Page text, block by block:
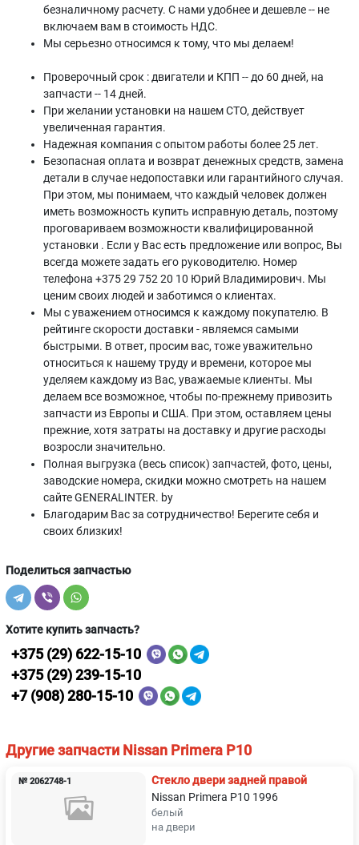
безналичному расчету. С нами удобнее и дешевле -- не
включаем вам в стоимость НДС.
Мы серьезно относимся к тому, что мы делаем!
Проверочный срок : двигатели и КПП -- до 60 дней, на
запчасти -- 14 дней.
При желании установки на нашем СТО, действует
увеличенная гарантия.
Надежная компания с опытом работы более 25 лет.
Безопасная оплата и возврат денежных средств, замена
детали в случае недопоставки или гарантийного случая.
При этом, мы понимаем, что каждый человек должен
иметь возможность купить исправную деталь, поэтому
проговариваем возможности квалифицированной
установки . Если у Вас есть предложение или вопрос, Вы
всегда можете задать его руководителю. Номер
телефона +375 29 752 20 10 Юрий Владимирович. Мы
ценим своих людей и заботимся о клиентах.
Мы с уважением относимся к каждому покупателю. В
рейтинге скорости доставки - являемся самыми
быстрыми. В ответ, просим вас, тоже уважительно
относиться к нашему труду и времени, которое мы
уделяем каждому из Вас, уважаемые клиенты. Мы
делаем все возможное, чтобы по-прежнему привозить
запчасти из Европы и США. При этом, оставляем цены
прежние, хотя затраты на доставку и другие расходы
возросли значительно.
Полная выгрузка (весь список) запчастей, фото, цены,
заводские номера, скидки можно смотреть на нашем
сайте GENERALINTER. by
Благодарим Вас за сотрудничество! Берегите себя и
своих близких!
Поделиться запчастью
Хотите купить запчасть?
+375 (29) 622-15-10
+375 (29) 239-15-10
+7 (908) 280-15-10
Другие запчасти Nissan Primera P10
№ 2062748-1
Стекло двери задней правой
Nissan Primera P10 1996
белый
на двери